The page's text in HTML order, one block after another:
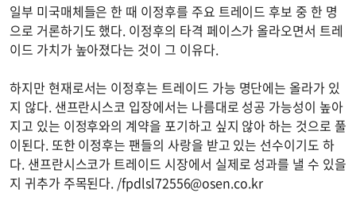
일부 미국매체들은 한 때 이정후를 주요 트레이드 후보 중 한 명
으로 거론하기도 했다. 이정후의 타격 페이스가 올라오면서 트레
이드 가치가 높아졌다는 것이 그 이유다.
하지만 현재로서는 이정후는 트레이드 가능 명단에는 올라가 있
지 않다. 샌프란시스코 입장에서는 나름대로 성공 가능성이 높아
지고 있는 이정후와의 계약을 포기하고 싶지 않아 하는 것으로 풀
이된다. 또한 이정후는 팬들의 사랑을 받고 있는 선수이기도 하
다. 샌프란시스코가 트레이드 시장에서 실제로 성과를 낼 수 있을
지 귀추가 주목된다. /fpdlsl72556@osen.co.kr